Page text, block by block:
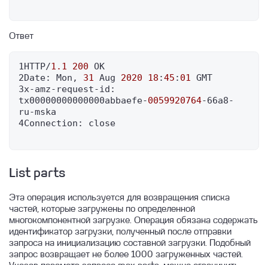
Ответ
1HTTP/1.1 200 OK
2Date: Mon, 31 Aug 2020 18 :45 : 01 GMT
3x-amz-request-id:
tx00000000000000abbaefe-0059920764-66a8-
ru-mska
4Connection: close
List parts
Эта операция используется для возвращения списка
частей, которые загружены по определенной
многокомпонентной загрузке. Операция обязана содержать
идентификатор загрузки, полученный после отправки
запроса на инициализацию составной загрузки. Подобный
запрос возвращает не более 1000 загруженных частей.